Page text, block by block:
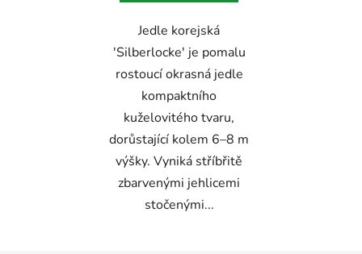
hvězdiček.
Jedle korejská
'Silberlocke' je pomalu
rostoucí okrasná jedle
kompaktního
kuželovitého tvaru,
dorůstající kolem 6–8 m
výšky. Vyniká stříbřitě
zbarvenými jehlicemi
stočenými...